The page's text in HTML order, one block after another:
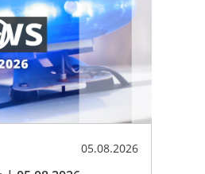
05.08.2026